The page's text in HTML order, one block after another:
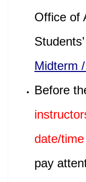
Office of
Midterm
Before
date/
pay